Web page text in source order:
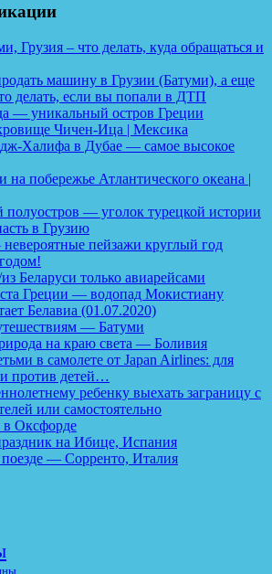
Грузия – что делать, куда обращаться и
машину в Грузии (Батуми), а еще
делать, если вы попали в ДТП
— уникальный остров Греции
Чичен-Ица | Мексика
Халифа в Дубае — самое высокое
на побережье Атлантического океана |
полуостров — уголок турецкой истории
в Грузию
пейзажи круглый год
Беларуси только авиарейсами
Греции — водопад Мокистиану
Белавиа (01.07.2020)
— Батуми
на краю света — Боливия
в самолете от Japan Airlines: для
против детей…
ребенку выехать заграницу с
или самостоятельно
в Оксфорде
на Ибице, Испания
— Сорренто, Италия